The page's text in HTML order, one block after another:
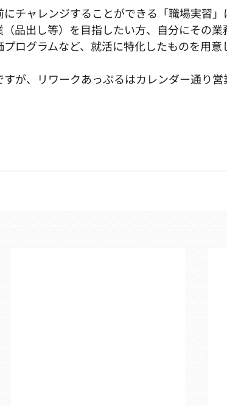
チャレンジすることができる「職場実習
品出し等）を目指したい方、自分にその
ログラムなど、就活に特化したものを用意
が、リワークあっぷるはカレンダー通り営